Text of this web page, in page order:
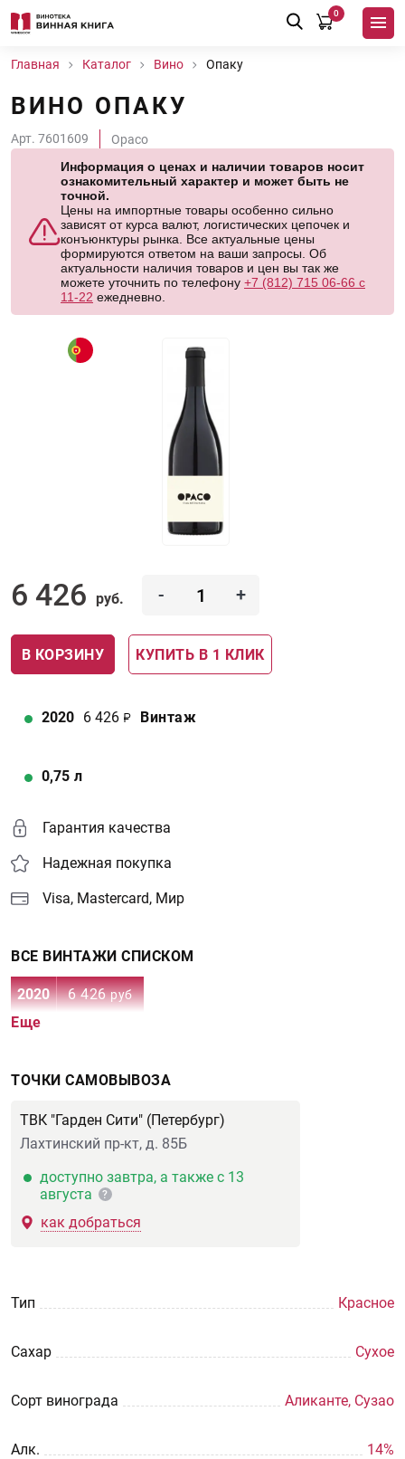
0
Главная Каталог Вино Опаку
ВИНО ОПАКУ
Арт. 7601609
Opaco
Информация о ценах и наличии товаров носит
ознакомительный характер и может быть не
точной.
Цены на импортные товары особенно сильно
зависят от курса валют, логистических цепочек и
конъюнктуры рынка. Все актуальные цены
формируются ответом на ваши запросы. Об
актуальности наличия товаров и цен вы так же
можете уточнить по телефону +7 (812) 715 06-66 с
11-22 ежедневно.
6 426 руб. - +
В КОРЗИНУ КУПИТЬ В 1 КЛИК
2020 6 426 Винтаж
0,75 л
Гарантия качества
Надежная покупка
Visa, Mastercard, Мир
ВСЕ ВИНТАЖИ СПИСКОМ
2020 6 426руб
Еще
ТОЧКИ САМОВЫВОЗА
ТВК "Гарден Сити" (Петербург)
Лахтинский пр-кт, д. 85Б
доступно завтра, а также с 13
августа
?
как добраться
Тип Красное
Сахар Сухое
Сорт винограда Аликанте, Сузао
Aлк. 14%